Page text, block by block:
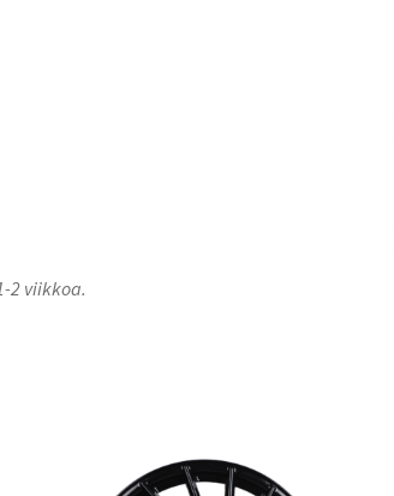
2 viikkoa.